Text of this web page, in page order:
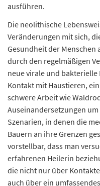
ausführen.
Die neolithische
Veränderungen mit sich,
Gesundheit der
durch den regelmäßigen
neue virale und
Kontakt mit Haustieren,
schwere Arbeit wie
Auseinandersetzungen um
Szenarien, in denen die
Bauern an ihre Grenzen
vorstellbar, dass man
erfahrenen Heilerin
die nicht nur über
auch über ein